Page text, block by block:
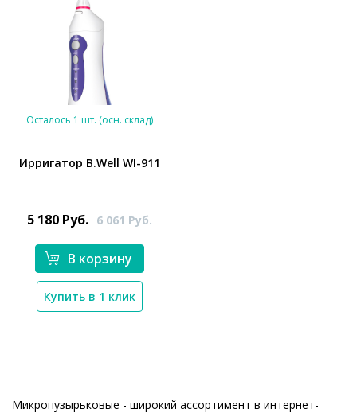
Осталось 1 шт. (осн. склад)
Ирригатор B.Well WI-911
5 180 Руб. 6 061Руб.
В корзину
Купить в 1 клик
Микропузырьковые - широкий ассортимент в интернет-